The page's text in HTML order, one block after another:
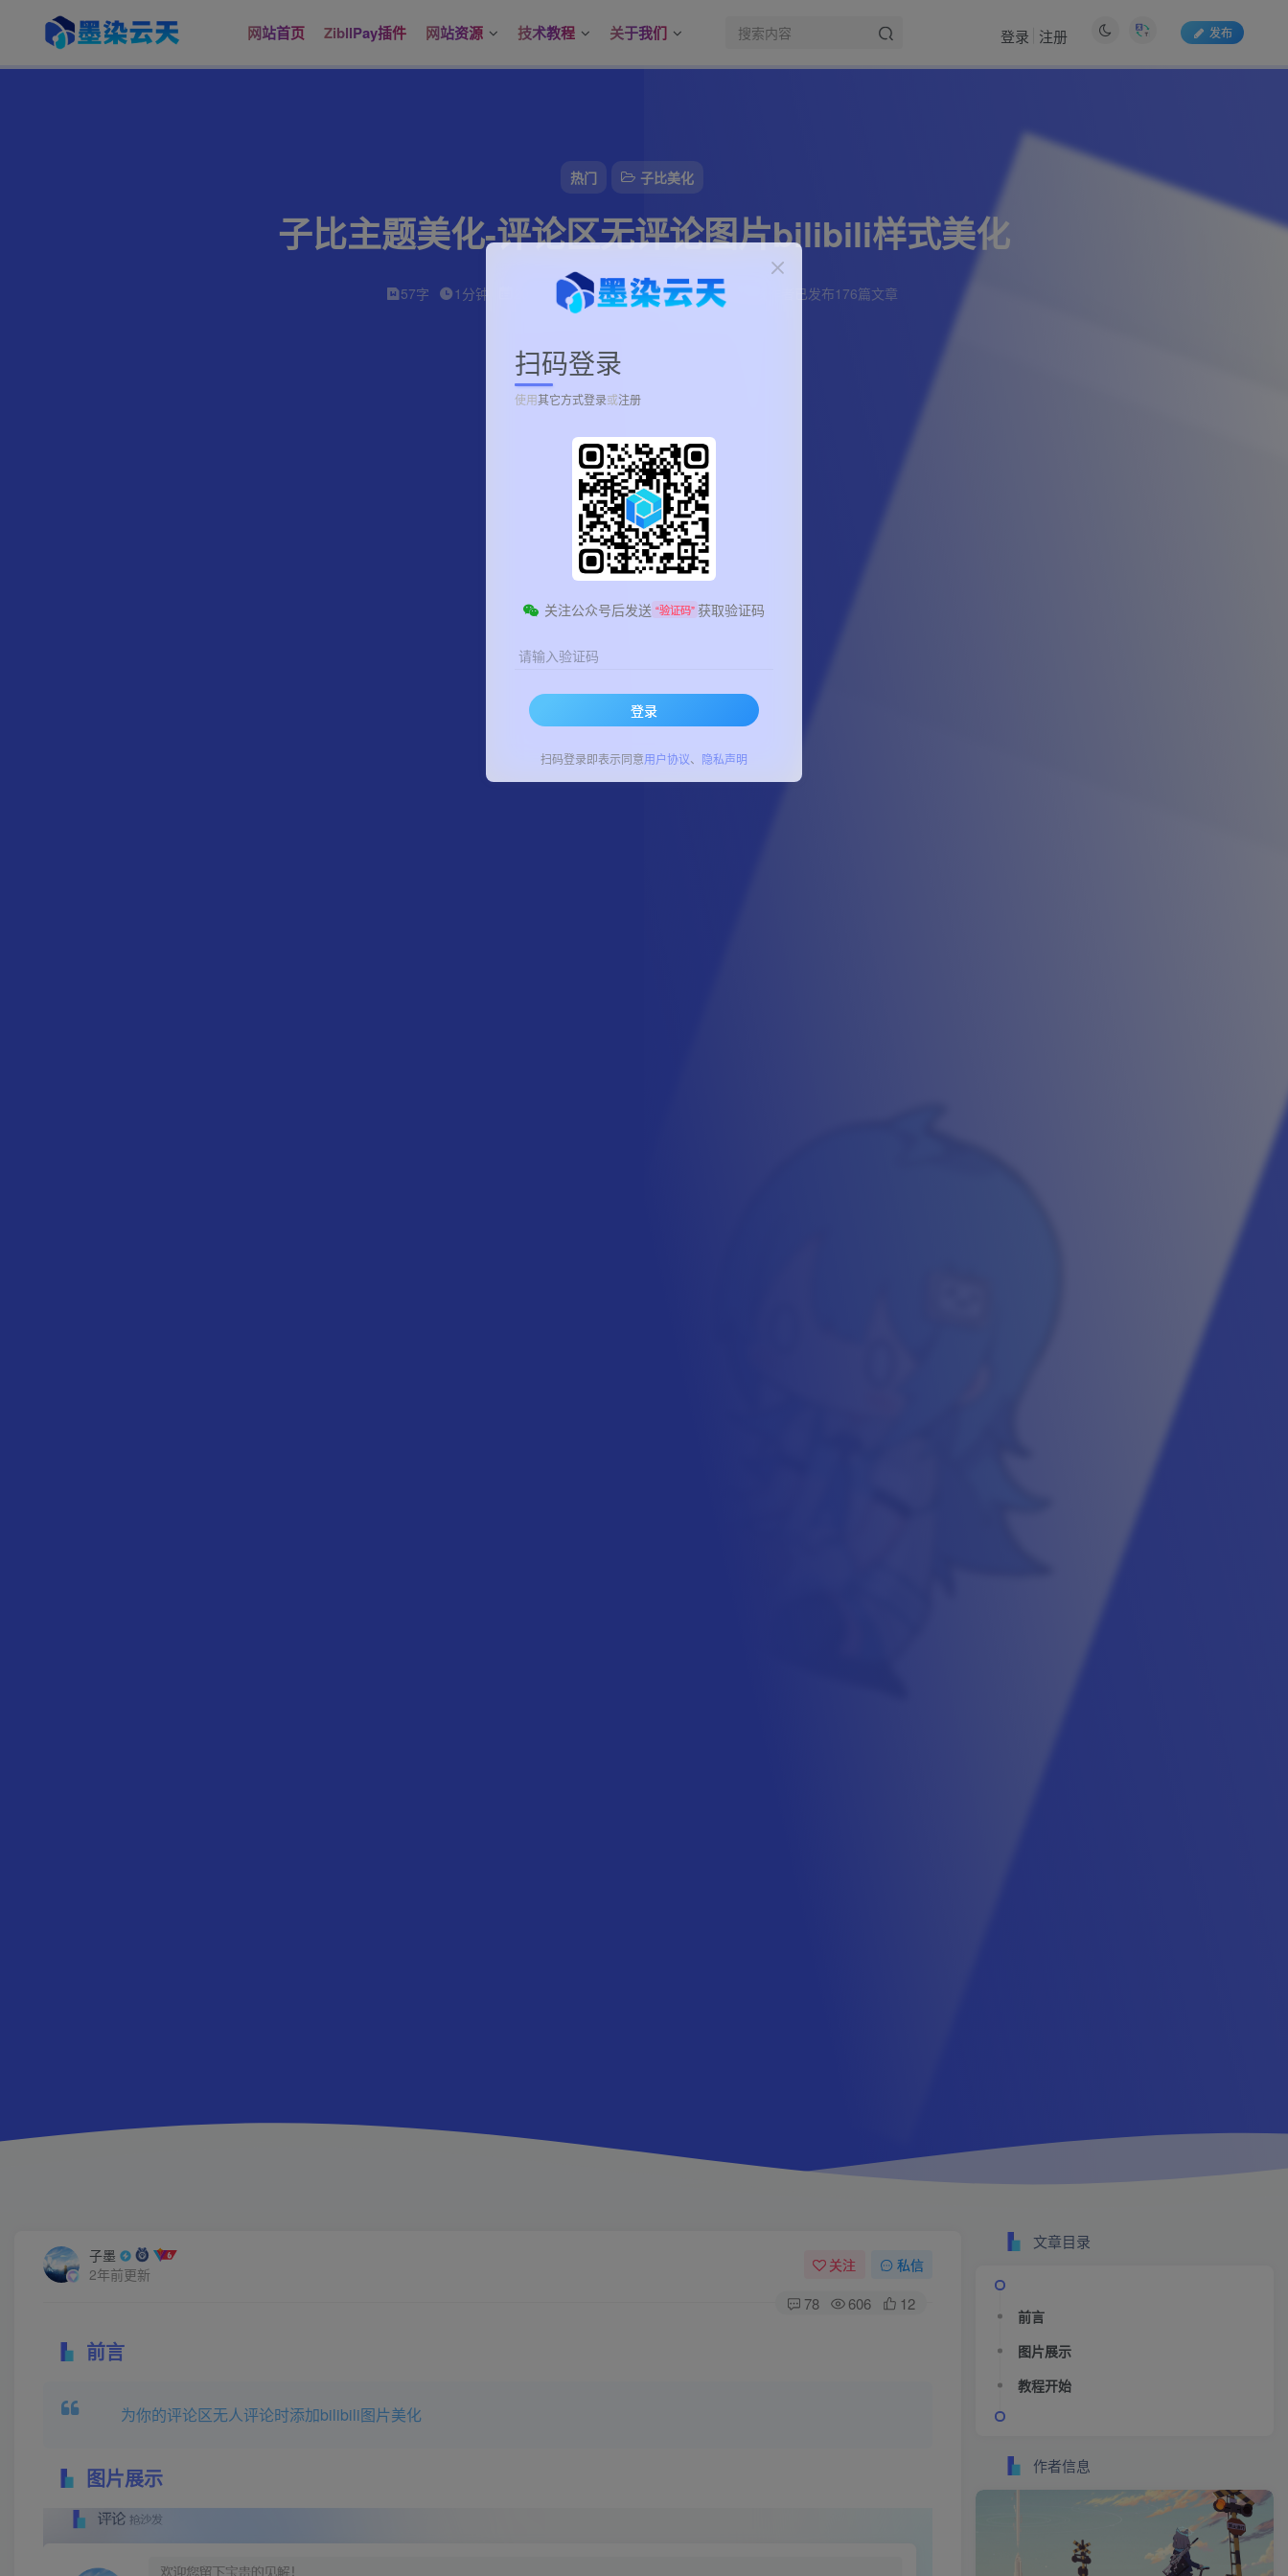
热门 子比美化
子比主题美化-评论区无评论图片bilibili样式美化
57字 1分钟 2024-08-19 子墨 606 78 该作者已发布176篇文章
网站首页 ZibllPay插件 网站资源 技术教程 关于我们 发布
登录 注册
子墨
2年前更新
关注 私信
78 606 12
前言
为你的评论区无人评论时添加bilibili图片美化
图片展示
文章目录
前言
图片展示
教程开始
作者信息
扫码登录
使用其它方式登录或注册
关注公众号后发送 “验证码” 获取验证码
请输入验证码
登录
扫码登录即表示同意用户协议、 隐私声明